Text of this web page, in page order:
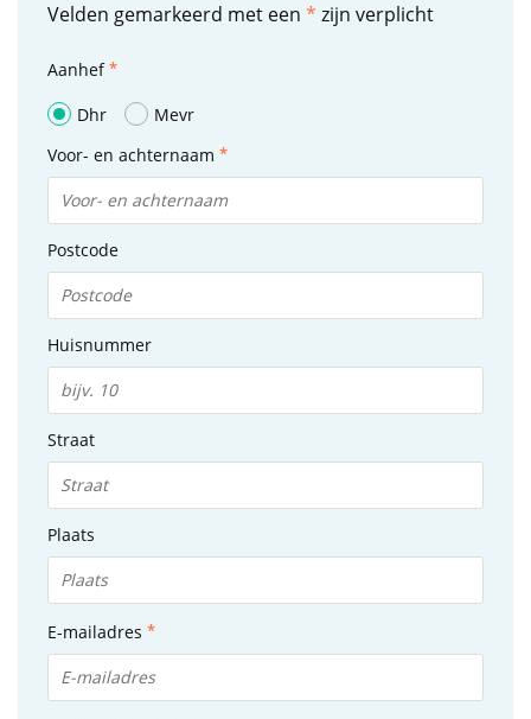
Velden gemarkeerd met een * zijn verplicht
Aanhef
Dhr
Mevr
Voor- en achternaam
Postcode
Huisnummer
Straat
Plaats
E-mailadres